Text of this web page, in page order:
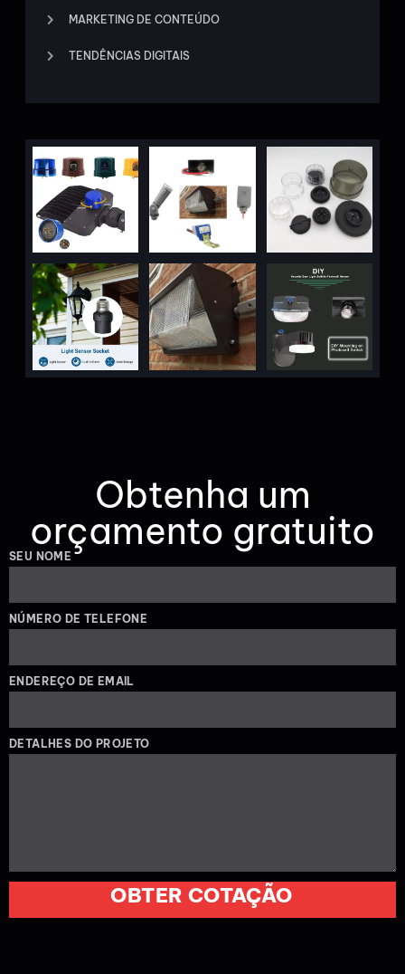
MARKETING DE CONTEÚDO
TENDÊNCIAS DIGITAIS
Obtenha um
orçamento gratuito
SEU NOME
NÚMERO DE TELEFONE
ENDEREÇO DE EMAIL
DETALHES DO PROJETO
OBTER COTAÇÃO